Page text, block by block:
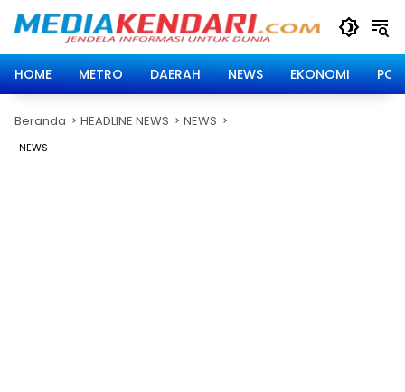
HOME
METRO DAERAH NEWS EKONOMI
Beranda HEADLINE NEWS NEWS
NEWS